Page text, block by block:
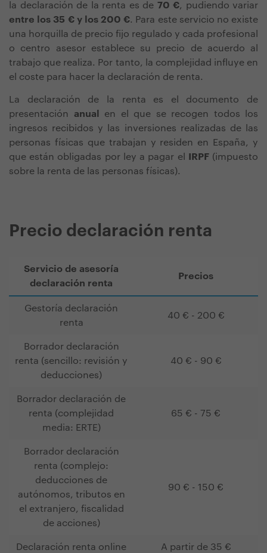
la declaración de la renta es de 70 €, pudiendo variar
entre los 35 € y los 200 €. Para este servicio no existe
una horquilla de precio fijo regulado y cada profesional
o centro asesor establece su precio de acuerdo al
trabajo que realiza. Por tanto, la complejidad influye en
el coste para hacer la declaración de renta.
La declaración de la renta es el documento de
presentación anual
en el que se recogen todos los
ingresos recibidos y las inversiones realizadas de las
personas físicas que trabajan y residen en España, y
que están obligadas por ley a pagar el
IRPF(impuesto
sobre la renta de las personas físicas).
Precio declaración renta
Servicio de asesoría
declaración renta
Precios
Gestoría declaración
renta
40 € - 200 €
Borrador declaración
renta (sencillo: revisión y
deducciones)
40 € - 90 €
Borrador declaración de
renta (complejidad
media: ERTE)
65 € - 75 €
Borrador declaración
renta (complejo:
deducciones de
autónomos, tributos en
el extranjero, fiscalidad
de acciones)
90 € - 150 €
Declaración renta online A partir de 35 €